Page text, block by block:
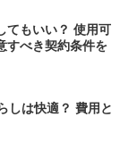
てもいい？ 使用可
すべき契約条件を
しは快適？ 費用と